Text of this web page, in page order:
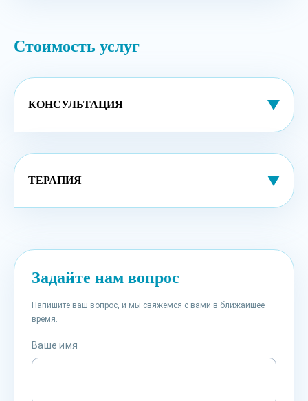
Стоимость услуг
КОНСУЛЬТАЦИЯ
ТЕРАПИЯ
Задайте нам вопрос
Напишите ваш вопрос, и мы свяжемся с вами в ближайшее
время.
Ваше имя